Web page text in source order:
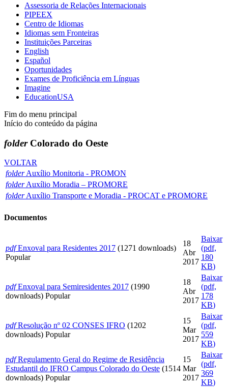
Assessoria de Relações Internacionais
PIPEEX
Centro de Idiomas
Idiomas sem Fronteiras
Instituições Parceiras
English
Español
Oportunidades
Exames de Proficiência em Línguas
Imagine
EducationUSA
Fim do menu principal
Início do conteúdo da página
folder Colorado do Oeste
VOLTAR
folder Auxílio Monitoria - PROMON
folder Auxílio Moradia – PROMORE
folder Auxílio Transporte e Moradia - PROCAT e PROMORE
Documentos
pdf Enxoval para Residentes 2017 (1271 downloads)
Popular
18
Abr
2017
Baixar
(pdf,
180
KB)
pdf Enxoval para Semiresidentes 2017 (1990
downloads) Popular
18
Abr
2017
Baixar
(pdf,
178
KB)
pdf Resolução nº 02 CONSES IFRO (1202
downloads) Popular
15
Mar
2017
Baixar
(pdf,
559
KB)
pdf Regulamento Geral do Regime de Residência
Estudantil do IFRO Campus Colorado do Oeste (1514
downloads) Popular
15
Mar
2017
Baixar
(pdf,
369
KB)